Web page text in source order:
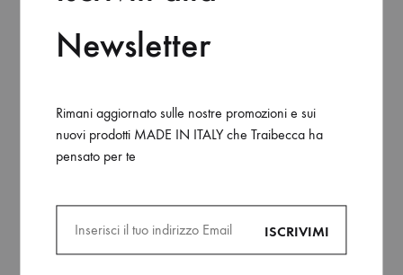
PICCOLO PORTAFOGLIO
PORTACARTE FANTASY
BIANCO
ADD
PICCOLO PORTAFOGLIO
PORTACARTE
Newsletter
Rimani aggiornato sulle nostre promozioni e sui
nuovi prodotti MADE IN ITALY che Traibecca ha
pensato per te